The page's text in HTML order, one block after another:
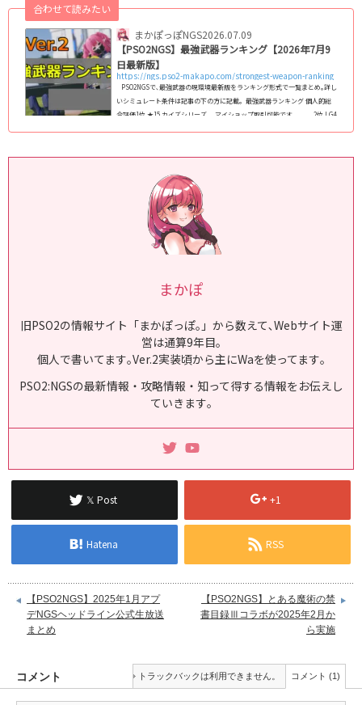
と､その衣装の「カラーバリエーション」､「装飾の非表示箇所」､「カラー
変更箇所」が確認できる詳細なページに飛びます｡ (adsbygoogle = windo
w.adsby...まかぽっぽNGS
合わせて読みたい
2026.07.09
【PSO2NGS】最強武器ランキング【2026年7月9
日最新版】
https://ngs.pso2-makapo.com/strongest-weapon-ranking
PSO2NGSで､最強武器の現環境最新版をランキング形式で一覧まとめ｡詳し
いシミュレート条件は記事の下の方に記載｡ 最強武器ランキング 個人的総
合評価1位 ★15 カイズシリーズ マイショップ取引可能です｡ 2位 LG4
まかぽ
旧PSO2の情報サイト「まかぽっぽ｡」から数えて､Webサイト運
営は通算9年目｡
個人で書いてます｡Ver.2実装頃から主にWaを使ってます｡
PSO2:NGSの最新情報・攻略情報・知って得する情報をお伝えし
ていきます｡
𝕏 Post +1
Hatena RSS
【PSO2NGS】2025年1月アプ
デNGSヘッドライン公式生放送
まとめ
【PSO2NGS】とある魔術の禁
書目録Ⅲコラボが2025年2月か
ら実施
コメント トラックバックは利用できません。 コメント (1)